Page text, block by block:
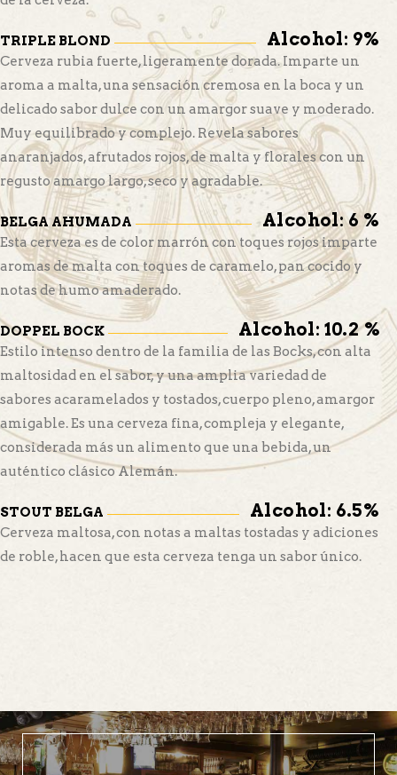
TRIPLE BLOND Alcohol: 9%
Cerveza rubia fuerte, ligeramente dorada. Imparte un
aroma a malta, una sensación cremosa en la boca y un
delicado sabor dulce con un amargor suave y moderado.
Muy equilibrado y complejo. Revela sabores
anaranjados, afrutados rojos, de malta y florales con un
regusto amargo largo, seco y agradable.
BELGA AHUMADA Alcohol: 6 %
Esta cerveza es de color marrón con toques rojos imparte
aromas de malta con toques de caramelo, pan cocido y
notas de humo amaderado.
DOPPEL BOCK Alcohol: 10.2 %
Estilo intenso dentro de la familia de las Bocks, con alta
maltosidad en el sabor, y una amplia variedad de
sabores acaramelados y tostados, cuerpo pleno, amargor
amigable. Es una cerveza fina, compleja y elegante,
considerada más un alimento que una bebida, un
auténtico clásico Alemán.
STOUT BELGA Alcohol: 6.5%
Cerveza maltosa, con notas a maltas tostadas y adiciones
de roble, hacen que esta cerveza tenga un sabor único.